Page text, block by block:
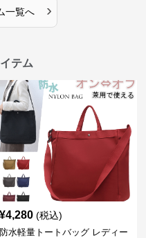
一覧へ ›
テム
¥4,280 (税込)
防水軽量トートバッグ レディー